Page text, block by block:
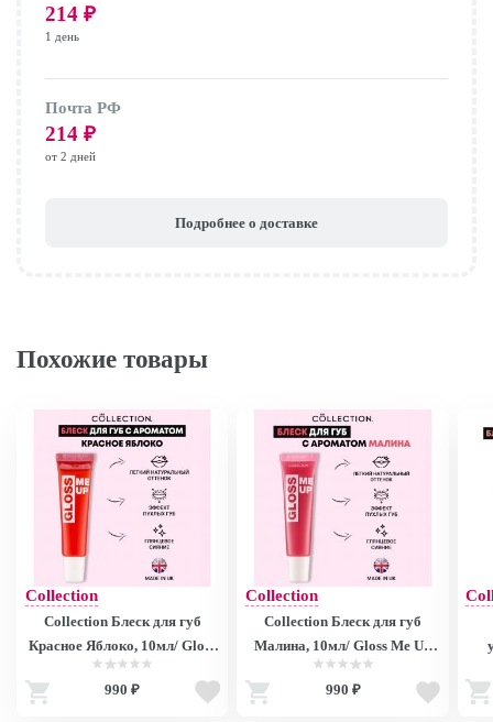
214 ₽
1 день
Почта РФ
214 ₽
от 2 дней
Подробнее о доставке
Похожие товары
Collection
Collection Блеск для губ
Красное Яблоко, 10мл/ Gloss
Me Up Lip Gloss Red Apple
V4472 V4472
990 ₽
Collection
Collection Блеск для губ
Малина, 10мл/ Gloss Me Up
Lip Gloss Raspberry V4470
V4470
990 ₽
Up